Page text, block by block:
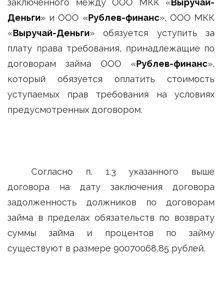
заключенного между ООО МКК «Выручай-
Деньги» и ООО «Рублев-финанс», ООО МКК
«Выручай-Деньги» обязуется уступить за
плату права требования, принадлежащие по
договорам займа ООО «Рублев-финанс»,
который обязуется оплатить стоимость
уступаемых прав требования на условиях
предусмотренных договором.
Согласно п. 1.3 указанного выше
договора на дату заключения договора
задолженность должников по договорам
займа в пределах обязательств по возврату
суммы займа и процентов по займу
существуют в размере 90070068,85 рублей.